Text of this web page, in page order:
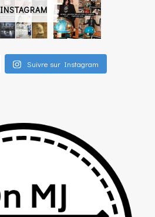
INSTAGRAM
Suivre sur Instagram